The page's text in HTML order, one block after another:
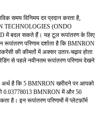
समय विनिमय दर प्रदान करता है,
(ONDO
में बदल सकते हैं। यह टूल रूपांतरण के लिए
परिणाम दर्शाता है कि BMNRON
की कीमतों में अक्सर उतार-चढ़ाव होता
से पहले नवीनतम रूपांतरण परिणाम देखने
अर्थ है कि 5 BMNRON खरीदने पर आपको
0.03778013 BMNRON में और 50
है। इन रूपांतरण परिणामों में प्लेटफ़ॉर्म